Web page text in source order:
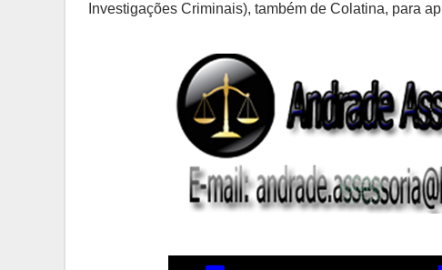
Investigações Criminais), também de Colatina, para